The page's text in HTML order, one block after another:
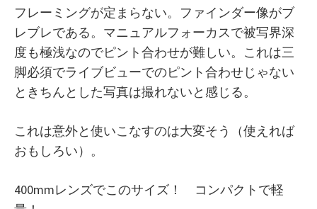
フレーミングが定まらない。ファインダー像がブ
レブレである。マニュアルフォーカスで被写界深
度も極浅なのでピント合わせが難しい。これは三
脚必須でライブビューでのピント合わせじゃない
ときちんとした写真は撮れないと感じる。
これは意外と使いこなすのは大変そう（使えれば
おもしろい）。
400mmレンズでこのサイズ！ コンパクトで軽